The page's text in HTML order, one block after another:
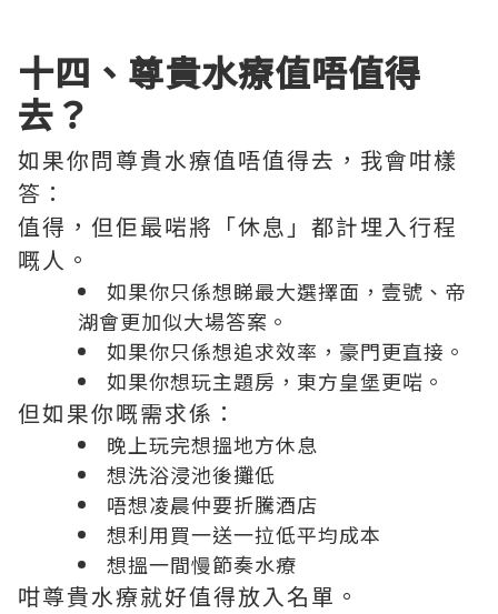
十四、尊貴水療值唔值得
去？
如果你問尊貴水療值唔值得去，我會咁樣
答：
值得，但佢最啱將「休息」都計埋入行程
嘅人。
如果你只係想睇最大選擇面，壹號、帝
湖會更加似大場答案。
如果你只係想追求效率，豪門更直接。
如果你想玩主題房，東方皇堡更啱。
但如果你嘅需求係：
晚上玩完想搵地方休息
想洗浴浸池後攤低
唔想凌晨仲要折騰酒店
想利用買一送一拉低平均成本
想搵一間慢節奏水療
咁尊貴水療就好值得放入名單。